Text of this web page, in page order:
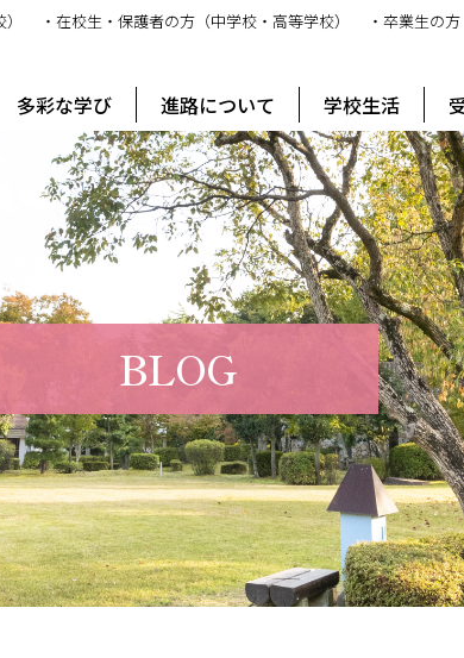
・在校生・保護者の方（中学校・高等学校） ・卒業生の方
多彩な学び 進路について 学校生活
BLOG